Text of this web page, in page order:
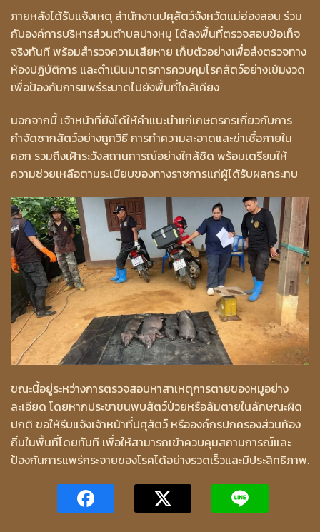
ภายหลังได้รับแจ้งเหตุ สำนักงานปศุสัตว์จังหวัดแม่ฮ่องสอน ร่วม
กับองค์การบริหารส่วนตำบลปางหมู ได้ลงพื้นที่ตรวจสอบข้อเท็จ
จริงทันที พร้อมสำรวจความเสียหาย เก็บตัวอย่างเพื่อส่งตรวจทาง
ห้องปฏิบัติการ และดำเนินมาตรการควบคุมโรคสัตว์อย่างเข้มงวด
เพื่อป้องกันการแพร่ระบาดไปยังพื้นที่ใกล้เคียง
นอกจากนี้ เจ้าหน้าที่ยังได้ให้คำแนะนำแก่เกษตรกรเกี่ยวกับการ
กำจัดซากสัตว์อย่างถูกวิธี การทำความสะอาดและฆ่าเชื้อภายใน
คอก รวมถึงเฝ้าระวังสถานการณ์อย่างใกล้ชิด พร้อมเตรียมให้
ความช่วยเหลือตามระเบียบของทางราชการแก่ผู้ได้รับผลกระทบ
ขณะนี้อยู่ระหว่างการตรวจสอบหาสาเหตุการตายของหมูอย่าง
ละเอียด โดยหากประชาชนพบสัตว์ป่วยหรือล้มตายในลักษณะผิด
ปกติ ขอให้รีบแจ้งเจ้าหน้าที่ปศุสัตว์ หรือองค์กรปกครองส่วนท้อง
ถิ่นในพื้นที่โดยทันที เพื่อให้สามารถเข้าควบคุมสถานการณ์และ
ป้องกันการแพร่กระจายของโรคได้อย่างรวดเร็วและมีประสิทธิภาพ.